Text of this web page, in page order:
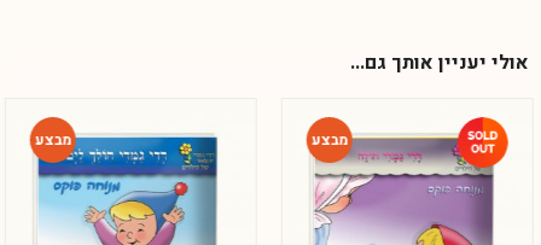
אולי יעניין אותך גם...
-64% -46%